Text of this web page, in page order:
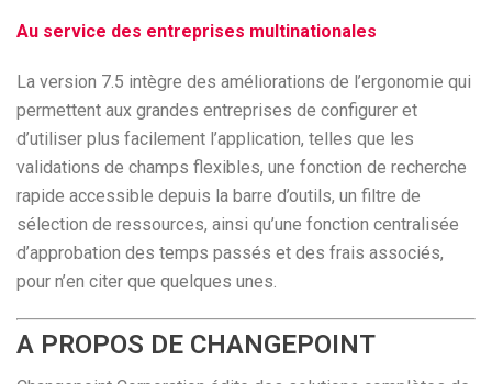
Au service des entreprises multinationales
La version 7.5 intègre des améliorations de l’ergonomie qui
permettent aux grandes entreprises de configurer et
d’utiliser plus facilement l’application, telles que les
validations de champs flexibles, une fonction de recherche
rapide accessible depuis la barre d’outils, un filtre de
sélection de ressources, ainsi qu’une fonction centralisée
d’approbation des temps passés et des frais associés,
pour n’en citer que quelques unes.
A PROPOS DE CHANGEPOINT